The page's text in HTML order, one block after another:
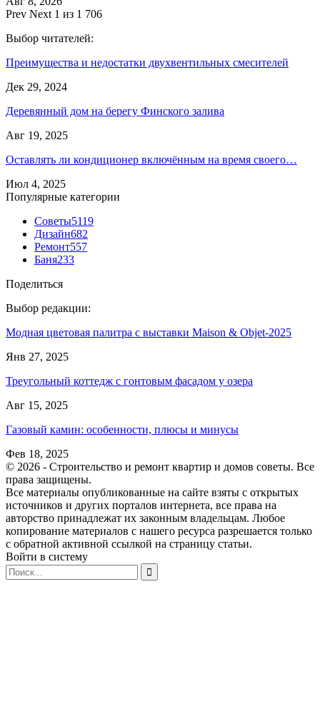
Prev Next 1 из 1 706
Выбор читателей:
Преимущества и недостатки двухвентильных смесителей
Дек 29, 2024
Деревянный дом на берегу Финского залива
Авг 19, 2025
Оставлять ли кондиционер включённым на время своего…
Июл 4, 2025
Популярные категории
Советы5119
Дизайн682
Ремонт557
Баня233
Поделиться
Выбор редакции:
Модная цветовая палитра с выставки Maison & Objet-2025
Янв 27, 2025
Треугольный коттедж с гонтовым фасадом у озера
Авг 15, 2025
Газовый камин: особенности, плюсы и минусы
Фев 18, 2025
© 2026 - Строительство и ремонт квартир и домов советы. Все
права защищены.
Все материалы опубликованные на сайте взяты с открытых
источников и других порталов интернета, все права на
авторство принадлежат их законным владельцам. Любое
копирование материалов с нашего ресурса разрешается только
с обратной активной ссылкой на страницу статьи.
Войти в систему